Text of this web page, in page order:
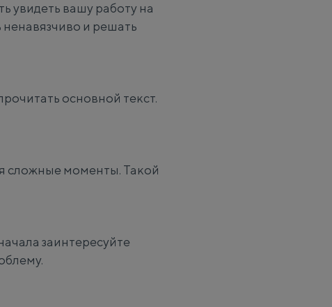
увидеть вашу работу на
и решать
основной текст.
сложные моменты. Такой
заинтересуйте